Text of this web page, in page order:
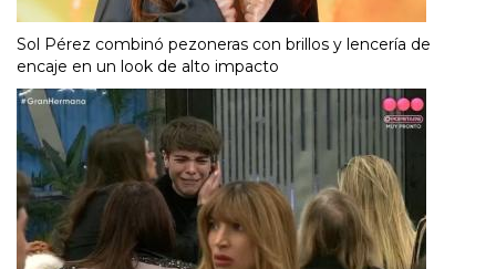
Sol Pérez combinó pezoneras con brillos y lencería de
encaje en un look de alto impacto